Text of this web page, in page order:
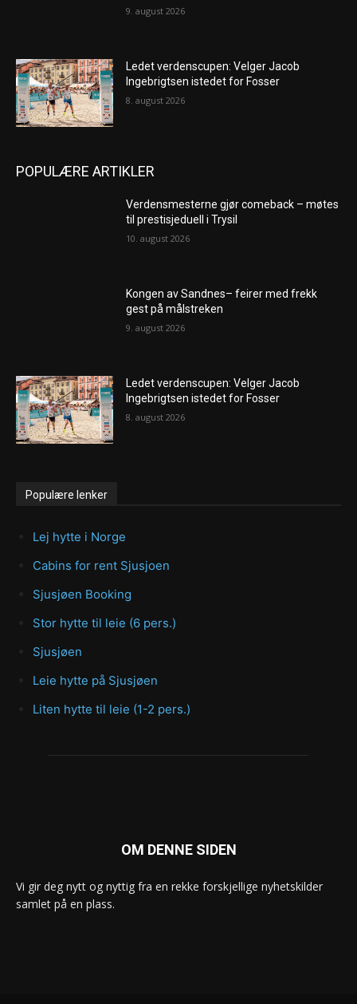
9. august 2026
Ledet verdenscupen: Velger Jacob
Ingebrigtsen istedet for Fosser
8. august 2026
POPULÆRE ARTIKLER
Verdensmesterne gjør comeback – møtes
til prestisjeduell i Trysil
10. august 2026
Kongen av Sandnes– feirer med frekk
gest på målstreken
9. august 2026
Ledet verdenscupen: Velger Jacob
Ingebrigtsen istedet for Fosser
8. august 2026
Populære lenker
Lej hytte i Norge
Cabins for rent Sjusjoen
Sjusjøen Booking
Stor hytte til leie (6 pers.)
Sjusjøen
Leie hytte på Sjusjøen
Liten hytte til leie (1-2 pers.)
OM DENNE SIDEN
Vi gir deg nytt og nyttig fra en rekke forskjellige nyhetskilder
samlet på en plass.